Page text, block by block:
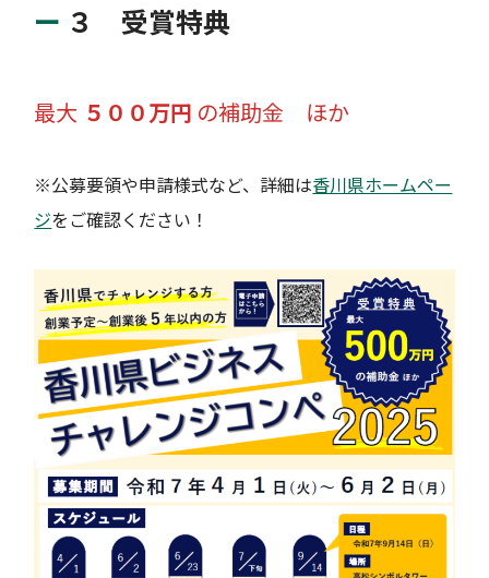
３ 受賞特典
最大 ５００万円 の補助金 ほか
※公募要領や申請様式など、詳細は香川県ホームペー
ジをご確認ください！